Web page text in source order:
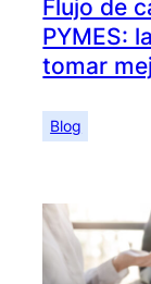
Flujo de
PYMES:
tomar
Blog